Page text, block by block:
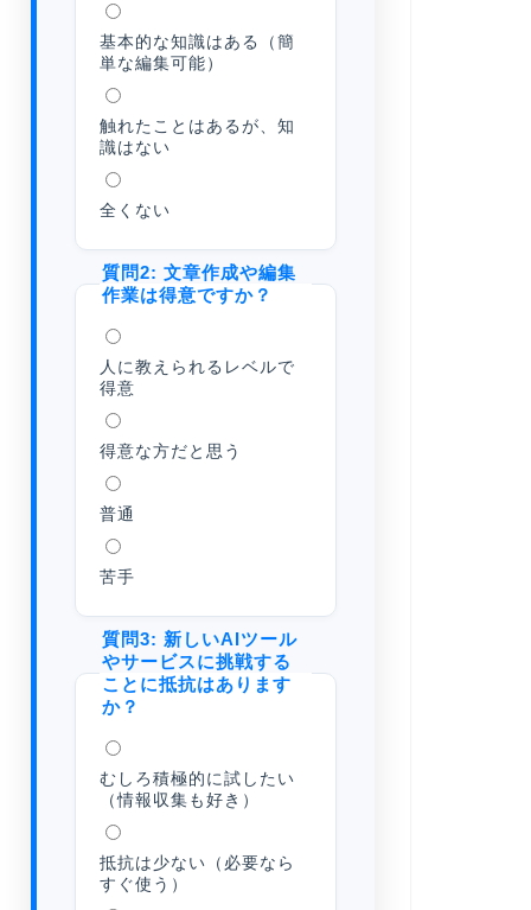
基本的な知識はある（簡
単な編集可能）
触れたことはあるが、知
識はない
全くない
質問2: 文章作成や編集
作業は得意ですか？
人に教えられるレベルで
得意
得意な方だと思う
普通
苦手
質問3: 新しいAIツール
やサービスに挑戦する
ことに抵抗はあります
か？
むしろ積極的に試したい
（情報収集も好き）
抵抗は少ない（必要なら
すぐ使う）